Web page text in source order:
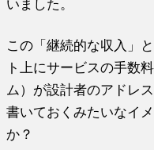
いました。
この「継続的な収入」
ト上にサービスの手数
ム）が設計者のアドレ
書いておくみたいなイ
か？